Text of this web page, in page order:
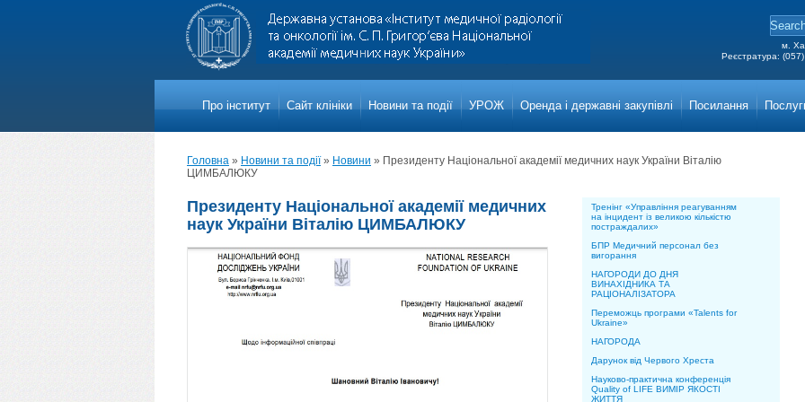
м.
Реєстратура:
Main
Про iнститут Сайт клініки Новини та події УРОЖ Оренда і державні закупівлі Посилання
Головна » Новини та події» Новини » Президенту Національної академії медичних наук України Віталію
ЦИМБАЛЮКУ
Тренінг «Управління реагуванням
на інцидент із великою кількістю
постраждалих»
БПР Медичний персонал без
вигорання
НАГОРОДИ ДО ДНЯ
ВИНАХІДНИКА ТА
РАЦІОНАЛІЗАТОРА
Переможць програми «Talents for
Ukraine»
НАГОРОДА
Дарунок від Червого Хреста
Науково-практична конференція
Quality of LIFE ВИМІР ЯКОСТІ
ЖИТТЯ
Президенту Національної академії медичних
наук України Віталію ЦИМБАЛЮКУ